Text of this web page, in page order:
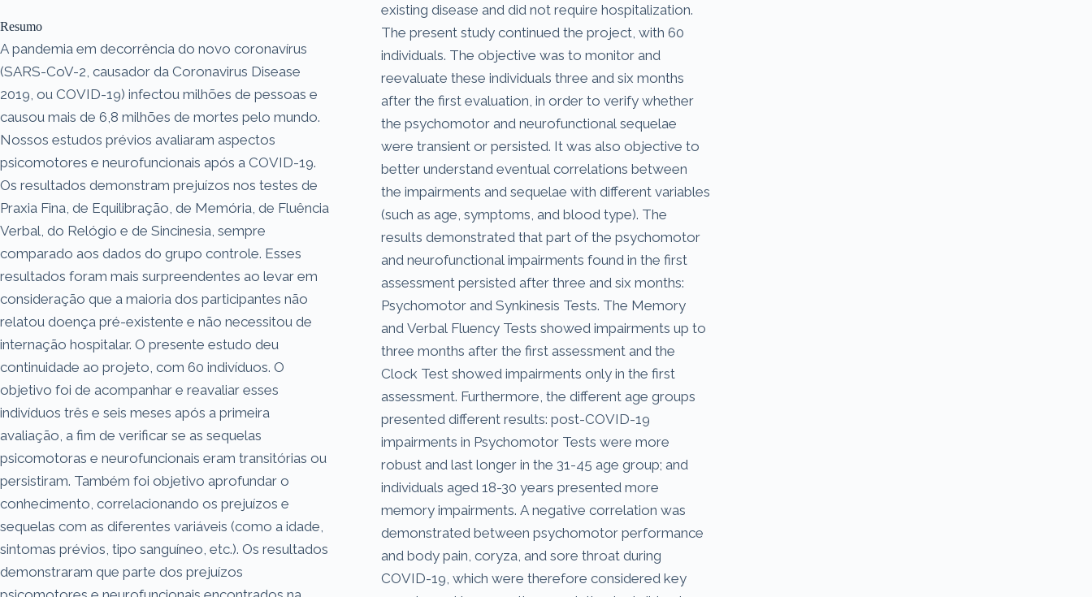
Resumo
A pandemia em decorrência do novo coronavírus
(SARS-CoV-2, causador da Coronavirus Disease
2019, ou COVID-19) infectou milhões de pessoas e
causou mais de 6,8 milhões de mortes pelo mundo.
Nossos estudos prévios avaliaram aspectos
psicomotores e neurofuncionais após a COVID-19.
Os resultados demonstram prejuízos nos testes de
Praxia Fina, de Equilibração, de Memória, de Fluência
Verbal, do Relógio e de Sincinesia, sempre
comparado aos dados do grupo controle. Esses
resultados foram mais surpreendentes ao levar em
consideração que a maioria dos participantes não
relatou doença pré-existente e não necessitou de
internação hospitalar. O presente estudo deu
continuidade ao projeto, com 60 indivíduos. O
objetivo foi de acompanhar e reavaliar esses
indivíduos três e seis meses após a primeira
avaliação, a fim de verificar se as sequelas
psicomotoras e neurofuncionais eram transitórias ou
persistiram. Também foi objetivo aprofundar o
conhecimento, correlacionando os prejuízos e
sequelas com as diferentes variáveis (como a idade,
sintomas prévios, tipo sanguíneo, etc.). Os resultados
demonstraram que parte dos prejuízos
existing disease and did not require hospitalization.
The present study continued the project, with 60
individuals. The objective was to monitor and
reevaluate these individuals three and six months
after the first evaluation, in order to verify whether
the psychomotor and neurofunctional sequelae
were transient or persisted. It was also objective to
better understand eventual correlations between
the impairments and sequelae with different variables
(such as age, symptoms, and blood type). The
results demonstrated that part of the psychomotor
and neurofunctional impairments found in the first
assessment persisted after three and six months:
Psychomotor and Synkinesis Tests. The Memory
and Verbal Fluency Tests showed impairments up to
three months after the first assessment and the
Clock Test showed impairments only in the first
assessment. Furthermore, the different age groups
presented different results: post-COVID-19
impairments in Psychomotor Tests were more
robust and last longer in the 31-45 age group; and
individuals aged 18-30 years presented more
memory impairments. A negative correlation was
demonstrated between psychomotor performance
and body pain, coryza, and sore throat during
COVID-19, which were therefore considered key